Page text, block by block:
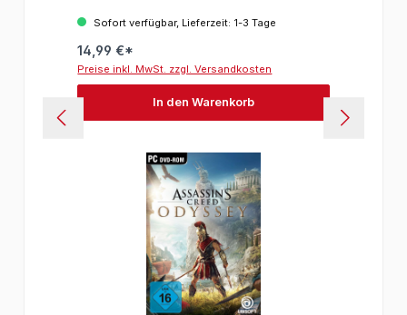
Sofort verfügbar, Lieferzeit: 1-3 Tage
14,99 €*
Preise inkl. MwSt. zzgl. Versandkosten
In den Warenkorb